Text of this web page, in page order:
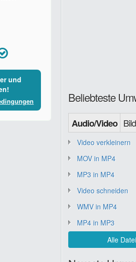
und
Beliebteste
Audio/Video
Video verkleinern
MOV in MP4
MP3 in MP4
Video schneiden
WMV in MP4
MP4 in MP3
Alle